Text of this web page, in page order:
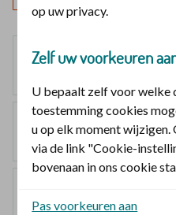
Basisverzekering
Smallpolis
geen extra vergoeding
geen extra vergoeding
op uw privacy.
Zelf uw voorkeuren
U bepaalt zelf voor welke
toestemming cookies
u op elk moment
via de link "Cookie-
bovenaan in ons cookie
Pas voorkeuren aan